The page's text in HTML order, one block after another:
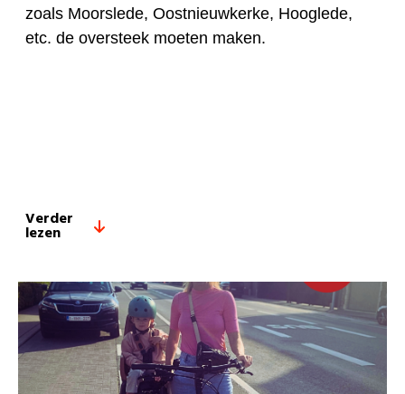
zoals Moorslede, Oostnieuwkerke, Hooglede,
etc. de oversteek moeten maken.
Verder
lezen